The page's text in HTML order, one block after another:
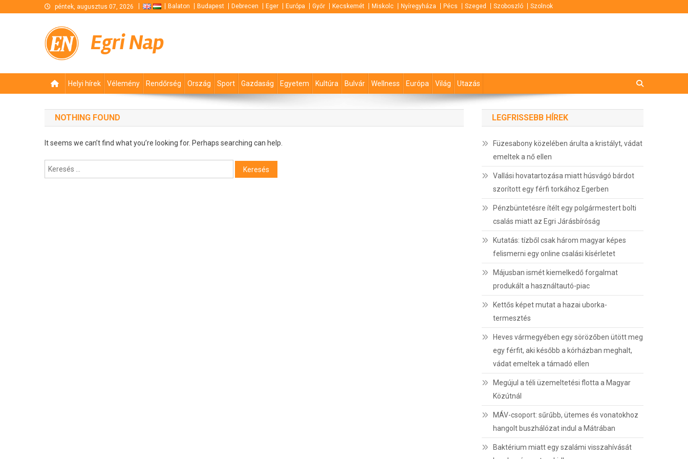
péntek, augusztus 07, 2026 Balaton Budapest Debrecen Eger Európa Győr Kecskemét Miskolc Nyíregyháza Pécs Szeged Szoboszló Szolnok
Egri Nap
Helyi hírek Vélemény Rendőrség Ország Sport Gazdaság Egyetem Kultúra Bulvár Wellness Európa Világ Utazás
NOTHING FOUND
It seems we can’t find what you’re looking for. Perhaps searching can help.
Keresés:
LEGFRISSEBB HÍREK
Füzesabony közelében árulta a kristályt, vádat
emeltek a nő ellen
Vallási hovatartozása miatt húsvágó bárdot
szorított egy férfi torkához Egerben
Pénzbüntetésre ítélt egy polgármestert bolti
csalás miatt az Egri Járásbíróság
Kutatás: tízből csak három magyar képes
felismerni egy online csalási kísérletet
Májusban ismét kiemelkedő forgalmat
produkált a használtautó-piac
Kettős képet mutat a hazai uborka-
termesztés
Heves vármegyében egy sörözőben ütött meg
egy férfit, aki később a kórházban meghalt,
vádat emeltek a támadó ellen
Megújul a téli üzemeltetési flotta a Magyar
Közútnál
MÁV-csoport: sűrűbb, ütemes és vonatokhoz
hangolt buszhálózat indul a Mátrában
Baktérium miatt egy szalámi visszahívását